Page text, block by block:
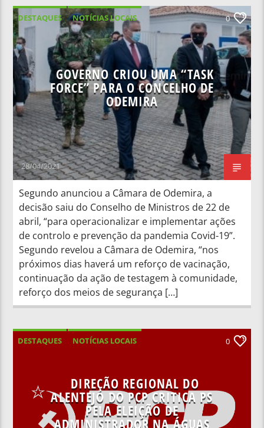
DESTAQUES
NOTÍCIAS LOCAIS
NOTÍCIAS NACIONAIS
0
GOVERNO CRIOU UMA “TASK
FORCE” PARA O CONCELHO DE
ODEMIRA
28/04/2021
Segundo anunciou a Câmara de Odemira, a
decisão saiu do Conselho de Ministros de 22 de
abril, “para operacionalizar e implementar ações
de controlo e prevenção da pandemia Covid-19”.
Segundo revelou a Câmara de Odemira, “nos
próximos dias haverá um reforço de vacinação,
continuação da ação de testagem à comunidade,
reforço dos meios de segurança […]
DESTAQUES
NOTÍCIAS LOCAIS
0
DIREÇÃO REGIONAL DO
ALENTEJO DO PCP CRITICA PS
PELA ELEIÇÃO DE
ADMINISTRADOR NA ÁGUAS